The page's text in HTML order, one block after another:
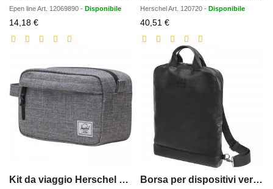
Epen lineArt. 12069890 - Disponibile
14,18 €Prezzo
scontato
HerschelArt. 120720 - Disponibile
40,51 €Prezzo
scontato
Kit da viaggio Herschel Chapter recycled Borsa per dispositivi verticale Moleskine Classic